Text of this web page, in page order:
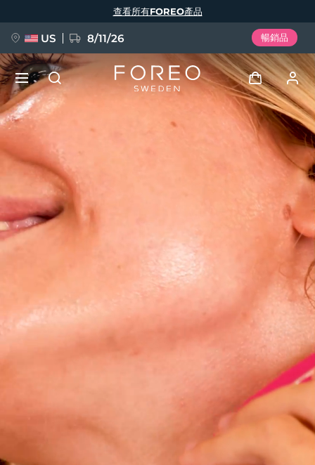
查看所有FOREO產品
US 8/11/26 暢銷品
登入
用戶信息
我的設備
我的訂單
我的地址
我的訂閱
FAQ™ Pure Beauty-Tech Elixir
BREAKING NEWS
issa™ Teeth Whitening Set
語言
English
Français
Português
简体中文
發貨國家
11/08/2026
10/08/2026
13/08/2026